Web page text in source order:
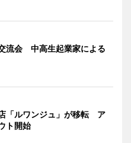
流会 中高生起業家による
「ルワンジュ」が移転 ア
ト開始